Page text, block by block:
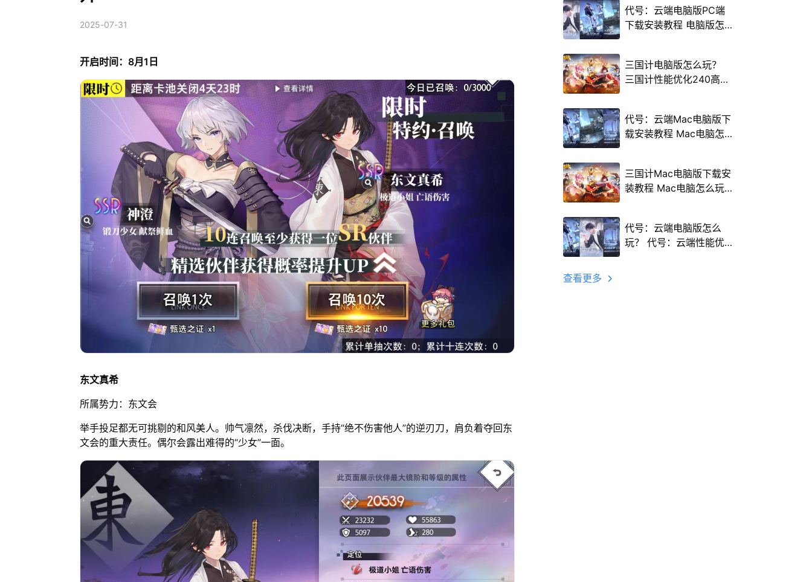
2025-07-31
开启时间：8月1日
东文真希
所属势力：东文会
举手投足都无可挑剔的和风美人。帅气凛然，杀伐决断，手持“绝不伤害他人”的逆刃刀，肩负着夺回东
文会的重大责任。偶尔会露出难得的“少女”一面。
代号：云端电脑版PC端
下载安装教程 电脑版怎
三国计电脑版怎么玩？
三国计性能优化240高帧
代号：云端Mac电脑版下
载安装教程 Mac电脑怎
三国计Mac电脑版下载安
装教程 Mac电脑怎么玩
代号：云端电脑版怎么
玩？ 代号：云端性能优
查看更多